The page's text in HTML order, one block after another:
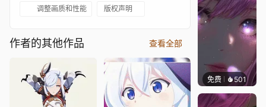
调整画质和性能 版权声明
作者的其他作品 查看全部
免费 501辰东